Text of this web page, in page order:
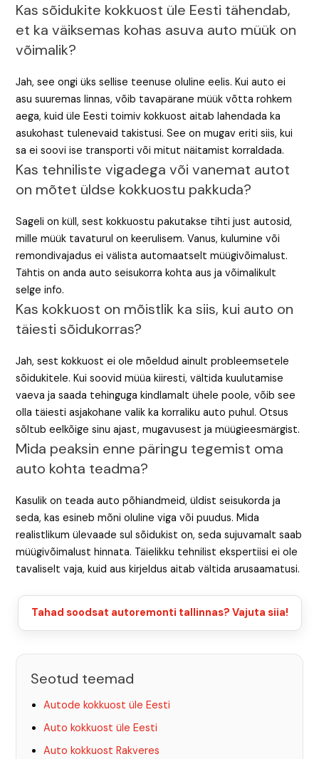
Kas sõidukite kokkuost üle Eesti tähendab,
et ka väiksemas kohas asuva auto müük on
võimalik?
Jah, see ongi üks sellise teenuse oluline eelis. Kui auto ei
asu suuremas linnas, võib tavapärane müük võtta rohkem
aega, kuid üle Eesti toimiv kokkuost aitab lahendada ka
asukohast tulenevaid takistusi. See on mugav eriti siis, kui
sa ei soovi ise transporti või mitut näitamist korraldada.
Kas tehniliste vigadega või vanemat autot
on mõtet üldse kokkuostu pakkuda?
Sageli on küll, sest kokkuostu pakutakse tihti just autosid,
mille müük tavaturul on keerulisem. Vanus, kulumine või
remondivajadus ei välista automaatselt müügivõimalust.
Tähtis on anda auto seisukorra kohta aus ja võimalikult
selge info.
Kas kokkuost on mõistlik ka siis, kui auto on
täiesti sõidukorras?
Jah, sest kokkuost ei ole mõeldud ainult probleemsetele
sõidukitele. Kui soovid müüa kiiresti, vältida kuulutamise
vaeva ja saada tehinguga kindlamalt ühele poole, võib see
olla täiesti asjakohane valik ka korraliku auto puhul. Otsus
sõltub eelkõige sinu ajast, mugavusest ja müügieesmärgist.
Mida peaksin enne päringu tegemist oma
auto kohta teadma?
Kasulik on teada auto põhiandmeid, üldist seisukorda ja
seda, kas esineb mõni oluline viga või puudus. Mida
realistlikum ülevaade sul sõidukist on, seda sujuvamalt saab
müügivõimalust hinnata. Täielikku tehnilist ekspertiisi ei ole
tavaliselt vaja, kuid aus kirjeldus aitab vältida arusaamatusi.
Tahad soodsat autoremonti tallinnas? Vajuta siia!
Seotud teemad
Autode kokkuost üle Eesti
Auto kokkuost üle Eesti
Auto kokkuost Rakveres